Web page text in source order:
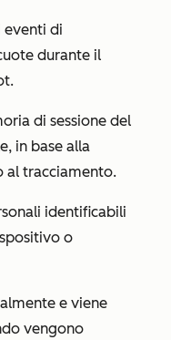
eventi di
durante il
di sessione del
in base alla
al tracciamento.
identificabili
o
e viene
vengono